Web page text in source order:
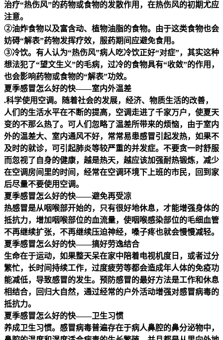
治疗“热伤风”的药物或食物的发散作用，在热伤风的初期尤应
注意。
②油炸食物以及富含动、植物油脂的食物。由于这类食物也会
妨碍“解表”药物发挥疗效，服药期间应避免食用。
③冷饮。有人认为“热伤风”病人吃冷饮正好“对症”，其实这种
想法犯了“望文生义”的毛病，过冷的食物具有“收敛”的作用，
也会影响药物或食物的“解表”功效。
夏季感冒怎么好的快——室内外温差
.科学使用空调。随着社会的发展，经济、物质生活的改善，
人们的生活水平在不断的提高，空调走进了千家万户，使夏天
变的不那么热了。可人们忽略了温差所带来的烦恼，由于室内
外的温差大、室内通风不好，常常易患感冒引起发热，如果不
及时的就诊，可引起肺炎等较严重的并发症。不要贪一时舒服
而忽视了自身的健康，越是热天，越应该加强耐热锻炼，减少
在空调房间里的时间，经常在空调环境下上班的市民，回到家
后尽量不要使用空调。
夏季感冒怎么好的快——避免再受凉
热感冒是从咽喉部开始的，只有很好地休息，才能增强身体的
抵抗力，增加咽喉部位的血流量，使咽喉感染部位的毛细血管
不再继续扩张，不再继续压迫神经，嗓子疼也就会慢慢减轻。
夏季感冒怎么好的快——搞好劳逸结合
生命在于运动，如果整天呆在家中陪着电视机度日，或者过分
繁忙，长时间持续工作，过度疲劳等都会造成年人体的免疫功
能减低，导致感冒的发生。预防感冒的最好方法是工作和休息
相结合，回归大自然，通过经常的户外活动增强对感冒病毒的
抵抗力。
夏季感冒怎么好的快——卫生习惯
养成卫生习惯。感冒病毒普遍存在于病人鼻腔的鼻分泌物中，